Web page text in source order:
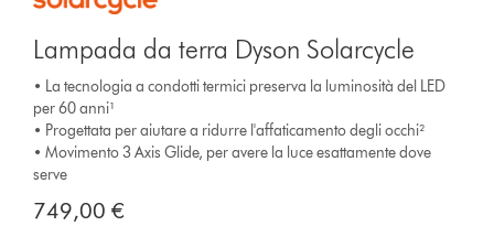
Lampada da terra Dyson Solarcycle
• La tecnologia a condotti termici preserva la luminosità del LED
per 60 anni¹
• Progettata per aiutare a ridurre l'affaticamento degli occhi²
• Movimento 3 Axis Glide, per avere la luce esattamente dove
serve
749,00 €